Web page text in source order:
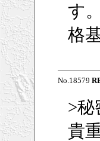
す
格
No.18579
>秘
貴